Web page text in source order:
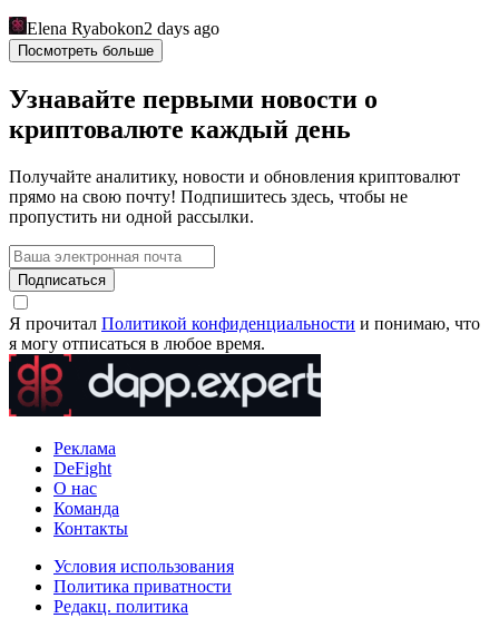
Elena Ryabokon2 days ago
Посмотреть больше
Узнавайте первыми новости о
криптовалюте каждый день
Получайте аналитику, новости и обновления криптовалют
прямо на свою почту! Подпишитесь здесь, чтобы не
пропустить ни одной рассылки.
Подписаться
Я прочитал Политикой конфиденциальности и понимаю, что
я могу отписаться в любое время.
Реклама
DeFight
О нас
Команда
Контакты
Условия использования
Политика приватности
Редакц. политика